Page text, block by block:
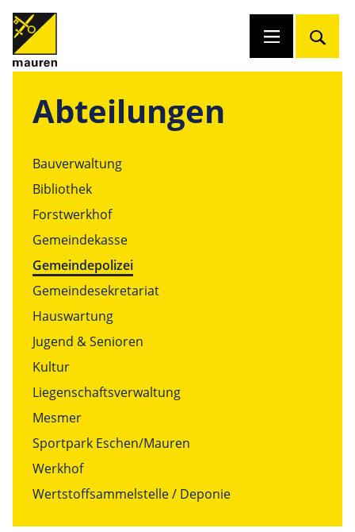
Abteilungen
Bauverwaltung
Bibliothek
Forstwerkhof
Gemeindekasse
Gemeindepolizei
Gemeindesekretariat
Hauswartung
Jugend & Senioren
Kultur
Liegenschaftsverwaltung
Mesmer
Sportpark Eschen/Mauren
Werkhof
Wertstoffsammelstelle / Deponie